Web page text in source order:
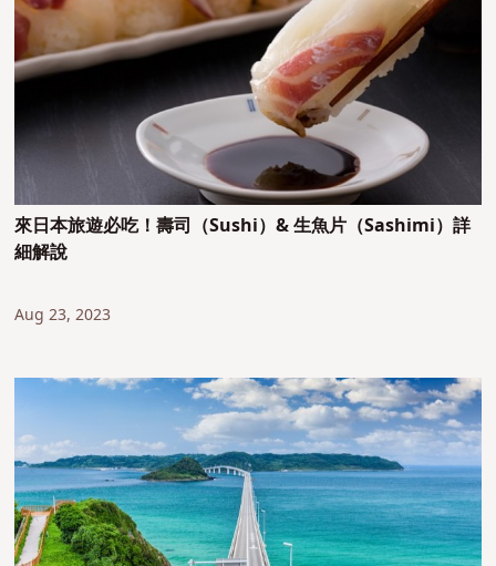
來日本旅遊必吃！壽司（Sushi）& 生魚片（Sashimi）詳
細解說
Aug 23, 2023